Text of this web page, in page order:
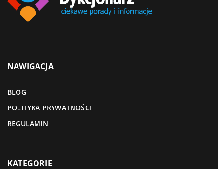
NAWIGACJA
BLOG
POLITYKA PRYWATNOŚCI
REGULAMIN
KATEGORIE